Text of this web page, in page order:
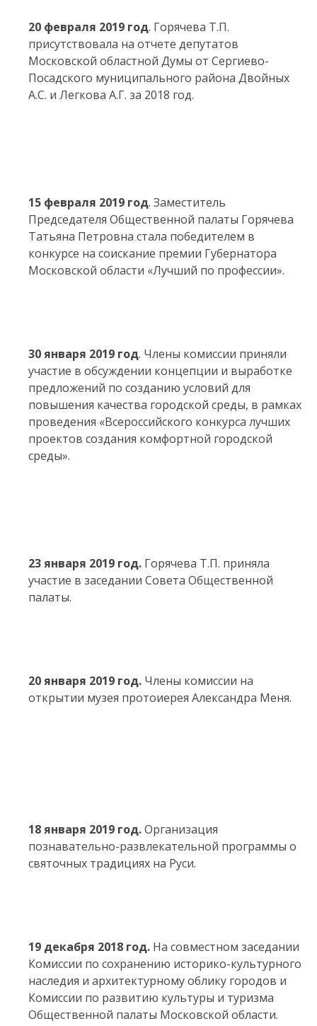
20 февраля 2019 год. Горячева Т.П.
присутствовала на отчете депутатов
Московской областной Думы от Сергиево-
Посадского муниципального района Двойных
А.С. и Легкова А.Г. за 2018 год.
15 февраля 2019 год. Заместитель
Председателя Общественной палаты Горячева
Татьяна Петровна стала победителем в
конкурсе на соискание премии Губернатора
Московской области «Лучший по профессии».
30 января 2019 год. Члены комиссии приняли
участие в обсуждении концепции и выработке
предложений по созданию условий для
повышения качества городской среды, в рамках
проведения «Всероссийского конкурса лучших
проектов создания комфортной городской
среды».
23 января 2019 год. Горячева Т.П. приняла
участие в заседании Совета Общественной
палаты.
20 января 2019 год. Члены комиссии на
открытии музея протоиерея Александра Меня.
18 января 2019 год.Организация
познавательно-развлекательной программы о
святочных традициях на Руси.
19 декабря 2018 год. На совместном заседании
Комиссии по сохранению историко-культурного
наследия и архитектурному облику городов и
Комиссии по развитию культуры и туризма
Общественной палаты Московской области.